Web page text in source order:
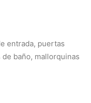
entrada, puertas
baño, mallorquinas